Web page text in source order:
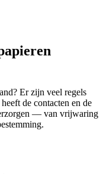
Er zijn veel regels
de contacten en de
— van vrijwaring